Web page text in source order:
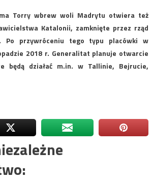
Torry wbrew woli Madrytu otwiera też
Katalonii, zamknięte przez rząd
Po przywróceniu tego typu placówki w
2018 r. Generalitat planuje otwarcie
będą działać m.in. w Tallinie, Bejrucie,